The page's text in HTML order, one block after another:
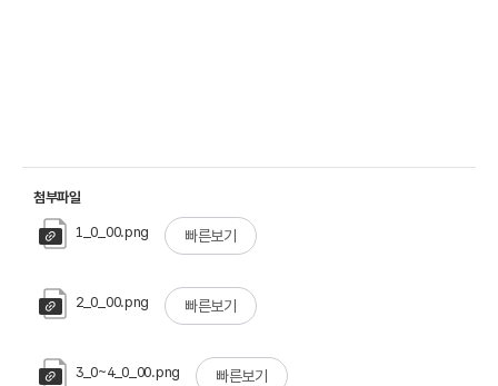
첨부파일
1_0_00.png 빠른보기
2_0_00.png 빠른보기
3_0~4_0_00.png 빠른보기